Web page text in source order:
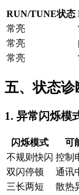
RUN/TUNE状态
常亮
常亮
常亮
五、状态
1. 异常闪烁模
闪烁模式 可
不规则快闪 控制
双闪停顿
通讯
三长两短
散热